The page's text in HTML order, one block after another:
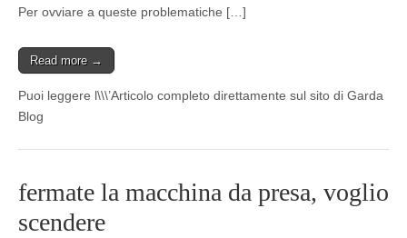
Per ovviare a queste problematiche […]
Read more →
Puoi leggere l\\\’Articolo completo direttamente sul sito di Garda
Blog
fermate la macchina da presa, voglio
scendere